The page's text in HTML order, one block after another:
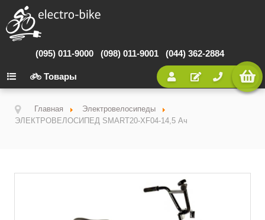
(095) 011-9000 (098) 011-9001 (044) 362-2884
Товары
Главная
Электровелосипеды
ЭЛЕКТРОВЕЛОСИПЕД SMART20-XF04-14,5 Ач